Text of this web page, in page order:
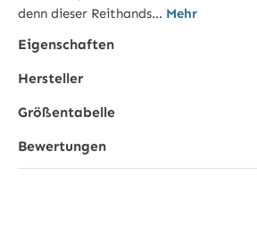
denn dieser Reithands… Mehr
Eigenschaften
Hersteller
Größentabelle
Bewertungen